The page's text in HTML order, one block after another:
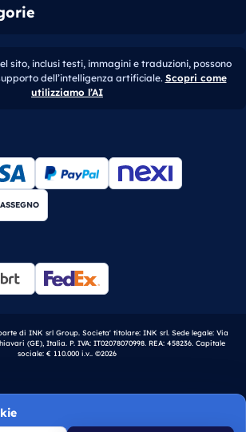
sito, inclusi testi, immagini e traduzioni, possono
dell’intelligenza artificiale. Scopri come
utilizziamo l’AI
di INK srl Group. Societa' titolare: INK srl. Sede legale: Via
(GE), Italia. P. IVA: IT02078070998. REA: 458236. Capitale
sociale: € 110.000 i.v.. ©2026